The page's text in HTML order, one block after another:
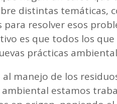
distintas temáticas,
para resolver esos
es que todos los
prácticas
manejo de los
estamos